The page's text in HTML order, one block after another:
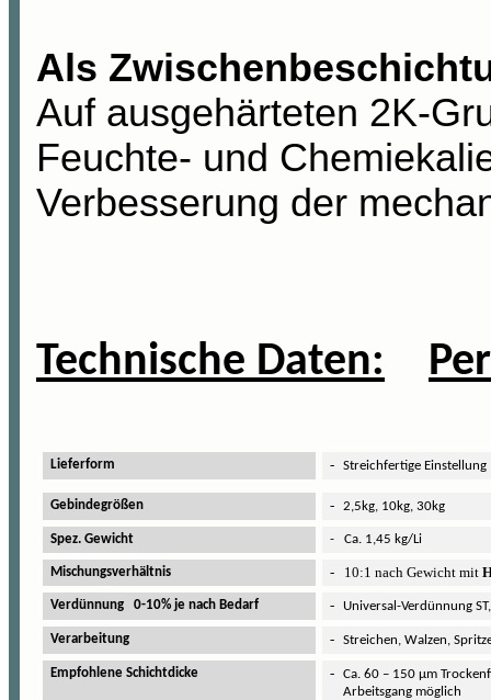
Als
Auf ausgehärteten 2K-
Feuchte- und
Verbesserung der
Technische Daten:
Lieferform - Streichfertige Einstellung
Gebindegrößen - 2,5kg, 10kg, 30kg
Spez. Gewicht - Ca. 1,45 kg/Li
Mischungsverhältnis - 10:1 nach Gewicht mit
Verdünnung 0-10% je nach Bedarf - Universal-Verdünnung
Verarbeitung - Streichen, Walzen,
Empfohlene Schichtdicke -
Ca. 60 – 150 µm
Arbeitsgang möglich